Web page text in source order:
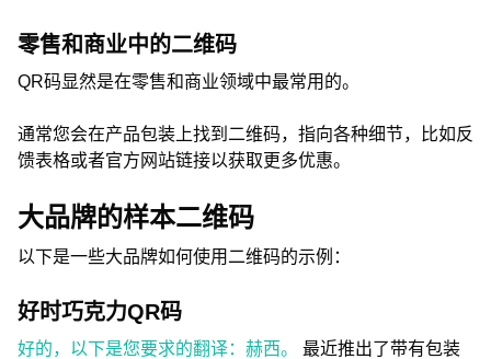
零售和商业中的二维码
QR码显然是在零售和商业领域中最常用的。
通常您会在产品包装上找到二维码，指向各种细节，比如反
馈表格或者官方网站链接以获取更多优惠。
大品牌的样本二维码
以下是一些大品牌如何使用二维码的示例：
好时巧克力QR码
好的，以下是您要求的翻译：赫西。
最近推出了带有包装